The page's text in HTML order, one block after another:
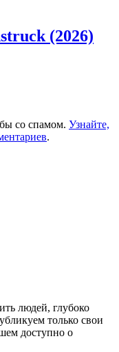
(2026)
со спамом. Узнайте,
.
людей, глубоко
только свои
доступно о